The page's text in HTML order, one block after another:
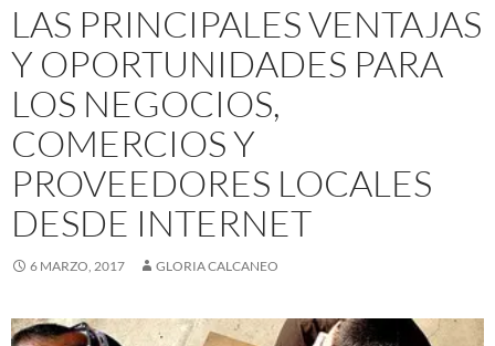
LAS PRINCIPALES VENTAJAS
Y OPORTUNIDADES PARA
LOS NEGOCIOS,
COMERCIOS Y
PROVEEDORES LOCALES
DESDE INTERNET
6 MARZO, 2017 GLORIA CALCANEO